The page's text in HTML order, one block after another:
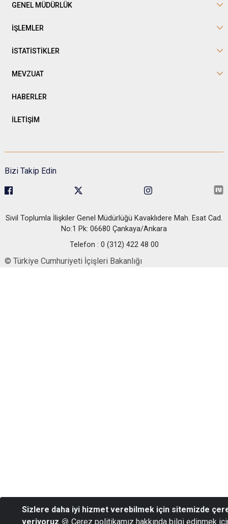
GENEL MÜDÜRLÜK
İŞLEMLER
İSTATİSTİKLER
MEVZUAT
HABERLER
İLETİŞİM
Bizi Takip Edin
Sivil Toplumla İlişkiler Genel Müdürlüğü Kavaklıdere Mah. Esat Cad.
No:1 Pk: 06680 Çankaya/Ankara
Telefon : 0 (312) 422 48 00
© Türkiye Cumhuriyeti İçişleri Bakanlığı
Sizlere daha iyi hizmet verebilmek için sitemizde
veriyoruz 🍪 Çerez politikamız hakkında bilgi edinmek